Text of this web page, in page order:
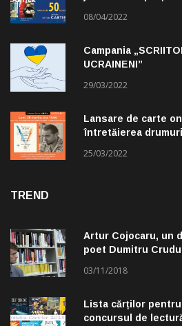
08/04/2022
Campania
UCRAINENI”
29/03/2022
Lansare de carte
întretăierea
25/03/2022
TREND
Artur Cojocaru, un
poet Dumitru
03/11/2018
Lista cărților pentru
concursul de